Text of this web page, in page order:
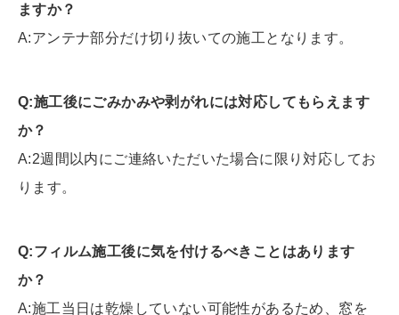
ますか？
A:アンテナ部分だけ切り抜いての施工となります。
Q:施工後にごみかみや剥がれには対応してもらえます
か？
A:2週間以内にご連絡いただいた場合に限り対応してお
ります。
Q:フィルム施工後に気を付けるべきことはあります
か？
A:施工当日は乾燥していない可能性があるため、窓を